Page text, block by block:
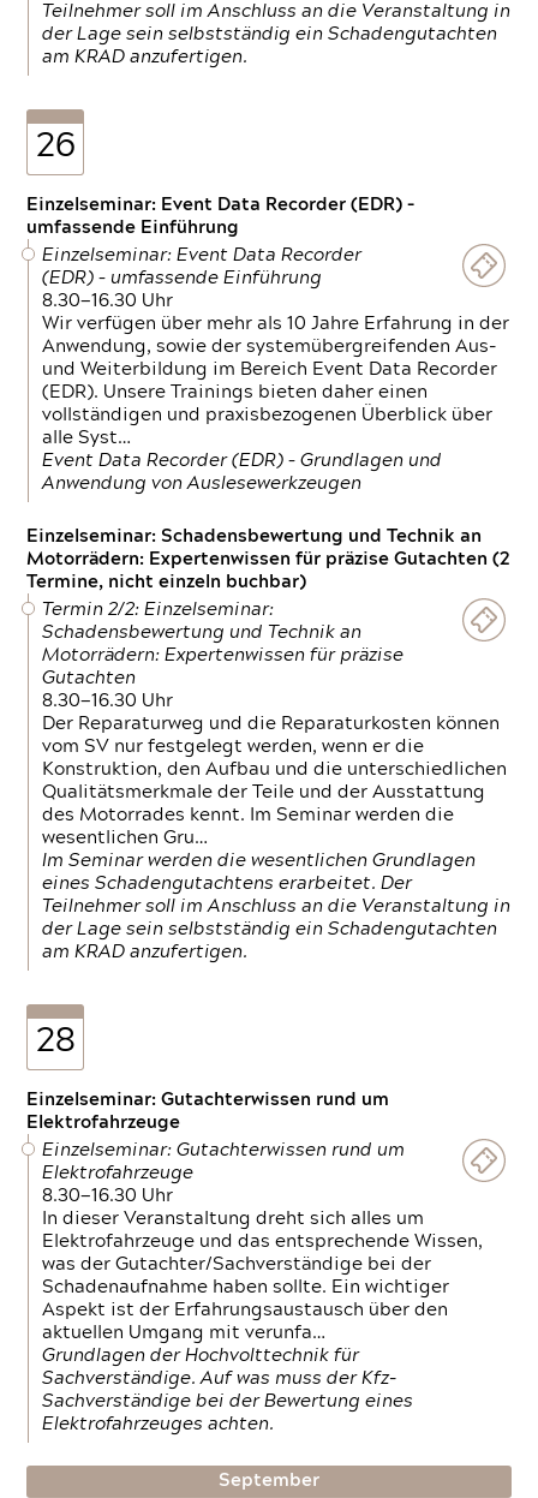
Teilnehmer soll im Anschluss an die Veranstaltung in
der Lage sein selbstständig ein Schadengutachten
am KRAD anzufertigen.
26
Einzelseminar: Event Data Recorder (EDR) –
umfassende Einführung
Einzelseminar: Event Data Recorder
(EDR) – umfassende Einführung
8.30—16.30 Uhr
Wir verfügen über mehr als 10 Jahre Erfahrung in der
Anwendung, sowie der systemübergreifenden Aus-
und Weiterbildung im Bereich Event Data Recorder
(EDR). Unsere Trainings bieten daher einen
vollständigen und praxisbezogenen Überblick über
alle Syst…
Event Data Recorder (EDR) – Grundlagen und
Anwendung von Auslesewerkzeugen
Einzelseminar: Schadensbewertung und Technik an
Motorrädern: Expertenwissen für präzise Gutachten (2
Termine, nicht einzeln buchbar)
Termin 2/2: Einzelseminar:
Schadensbewertung und Technik an
Motorrädern: Expertenwissen für präzise
Gutachten
8.30—16.30 Uhr
Der Reparaturweg und die Reparaturkosten können
vom SV nur festgelegt werden, wenn er die
Konstruktion, den Aufbau und die unterschiedlichen
Qualitätsmerkmale der Teile und der Ausstattung
des Motorrades kennt. Im Seminar werden die
wesentlichen Gru…
Im Seminar werden die wesentlichen Grundlagen
eines Schadengutachtens erarbeitet. Der
Teilnehmer soll im Anschluss an die Veranstaltung in
der Lage sein selbstständig ein Schadengutachten
am KRAD anzufertigen.
28
Einzelseminar: Gutachterwissen rund um
Elektrofahrzeuge
Einzelseminar: Gutachterwissen rund um
Elektrofahrzeuge
8.30—16.30 Uhr
In dieser Veranstaltung dreht sich alles um
Elektrofahrzeuge und das entsprechende Wissen,
was der Gutachter/Sachverständige bei der
Schadenaufnahme haben sollte. Ein wichtiger
Aspekt ist der Erfahrungsaustausch über den
aktuellen Umgang mit verunfa…
Grundlagen der Hochvolttechnik für
Sachverständige. Auf was muss der Kfz-
Sachverständige bei der Bewertung eines
Elektrofahrzeuges achten.
September